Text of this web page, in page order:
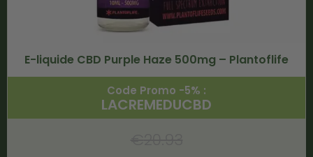
E-liquide CBD Purple Haze 500mg – Plantoflife
Code Promo -5% :
LACREMEDUCBD